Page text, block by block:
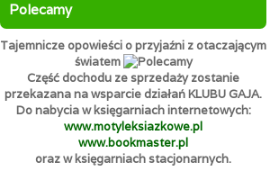
Polecamy
Tajemnicze opowieści o przyjaźni z otaczającym
światem
Część dochodu ze sprzedaży zostanie
przekazana na wsparcie działań KLUBU GAJA.
Do nabycia w księgarniach internetowych:
www.motyleksiazkowe.pl
www.bookmaster.pl
oraz w księgarniach stacjonarnych.